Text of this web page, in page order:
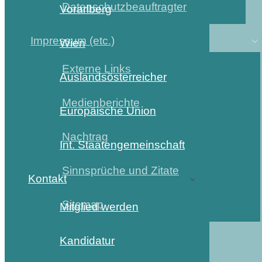
Datenschutzbeauftragter
Impressum (etc.)
Externe Links
Medienberichte
Nachtrag
Sinnsprüche und Zitate
Sitemap
Vorarlberg
Wien
Auslandsösterreicher
Europäische Union
Int. Staatengemeinschaft
Kontakt
Mitglied werden
Kandidatur